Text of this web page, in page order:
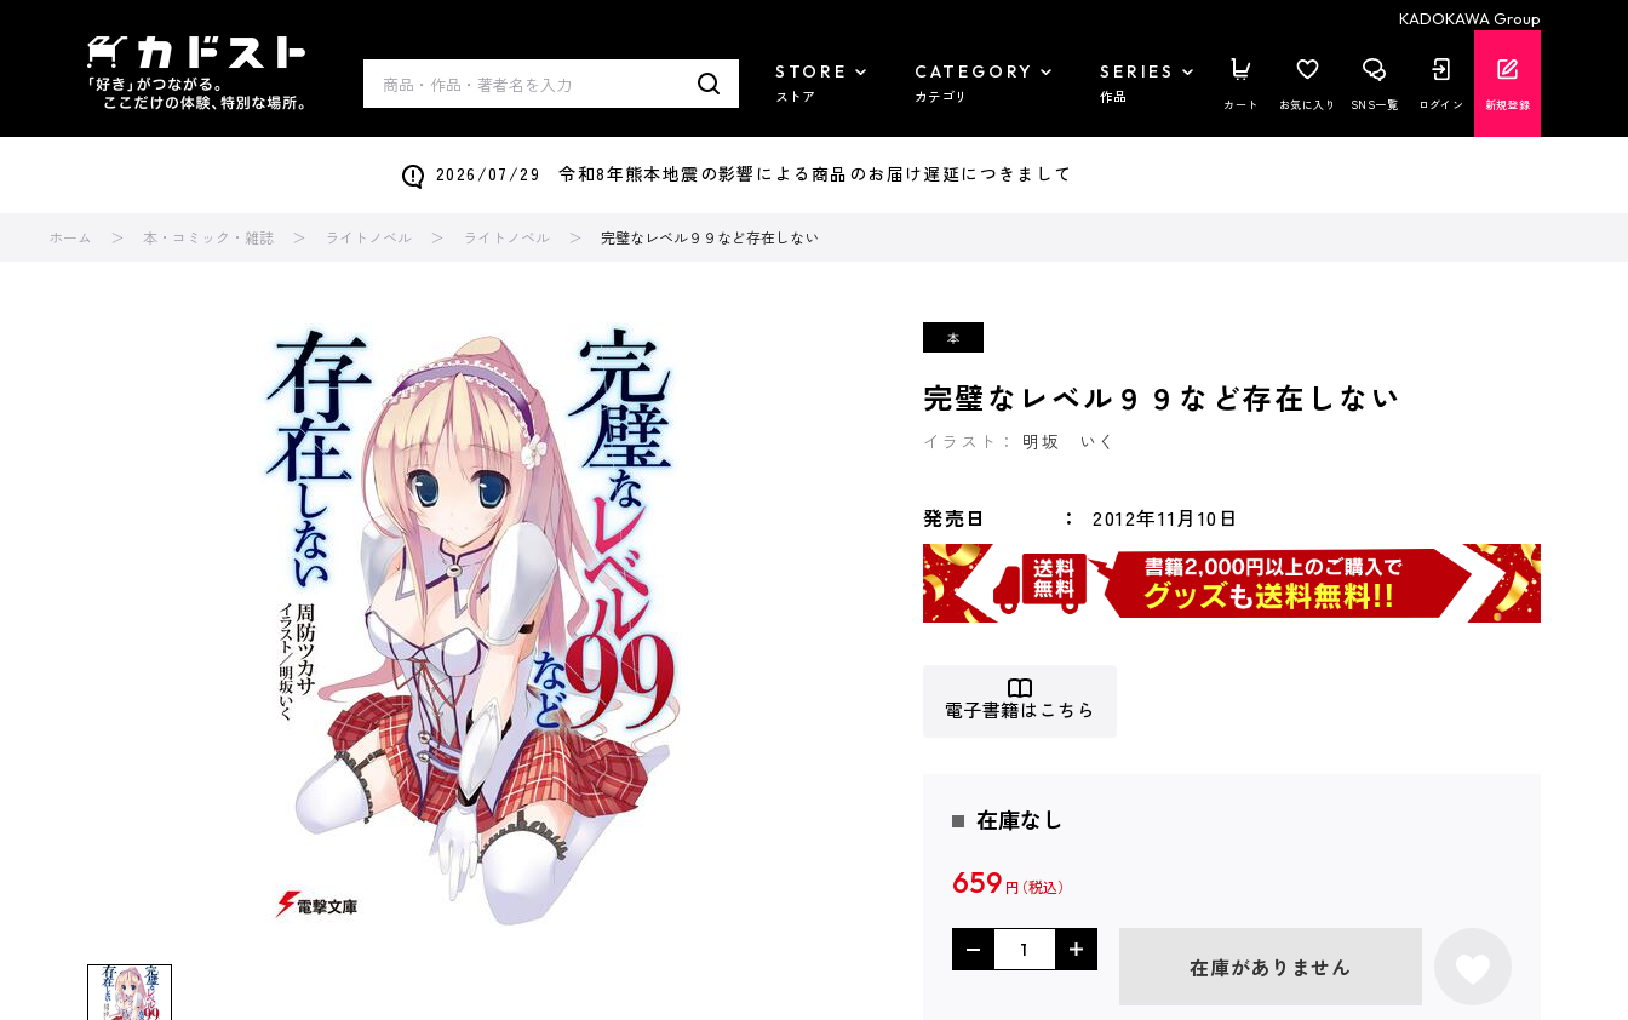
KADOKAWA Group
STORE
ストア
CATEGORY
カテゴリ
SERIES
作品 カート お気に入り SNS一覧 ログイン 新規登録
2026/07/29 令和8年熊本地震の影響による商品のお届け遅延につきまして
ホーム 本・コミック・雑誌 ライトノベル ライトノベル 完璧なレベル９９など存在しない
完璧なレベル９９など存在しない
イラスト： 明坂 いく
発売日 2012年11月10日
電子書籍はこちら
在庫なし
659 円
在庫がありません